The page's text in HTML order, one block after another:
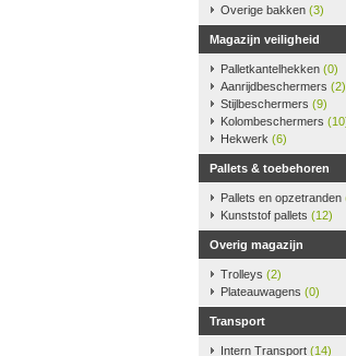
Overige bakken (3)
Magazijn veiligheid
Palletkantelhekken (0)
Aanrijdbeschermers (2)
Stijlbeschermers (9)
Kolombeschermers
Hekwerk (6)
Pallets & toebehoren
Pallets en opzetranden
Kunststof pallets (12)
Overig magazijn
Trolleys (2)
Plateauwagens (0)
Transport
Intern Transport (14)